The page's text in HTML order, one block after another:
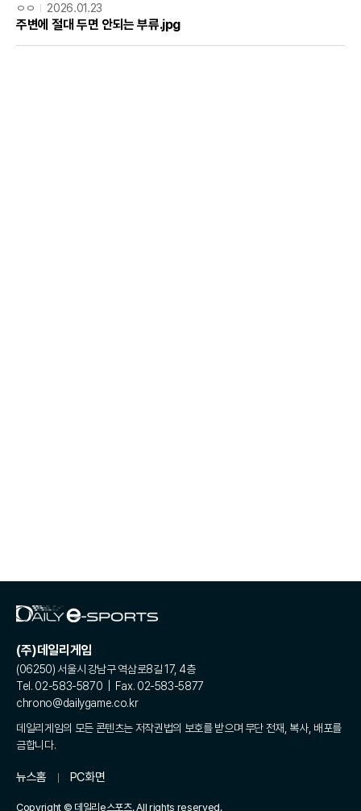
ㅇㅇ 2026.01.23
주변에 절대 두면 안되는 부류.jpg
(주)데일리게임
(06250) 서울시 강남구 역삼로8길 17, 4층
Tel. 02-583-5870 | Fax. 02-583-5877
chrono@dailygame.co.kr
데일리게임의 모든 콘텐츠는 저작권법의 보호를 받으며 무단 전재, 복사, 배포를
금합니다.
뉴스홈 PC화면
Copyright © 데일리e스포츠. All rights reserved.